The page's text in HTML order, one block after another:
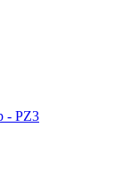
- PZ3